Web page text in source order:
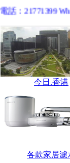
電話：21771399
中國客戶歡迎使用
香港客戶歡迎使用
今日.香港
各款家居濾